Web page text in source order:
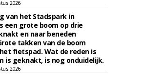
2026
van het Stadspark in
een grote boom op drie
en naar beneden
takken van de boom
fietspad. Wat de reden is
is geknakt, is nog onduidelijk.
2026